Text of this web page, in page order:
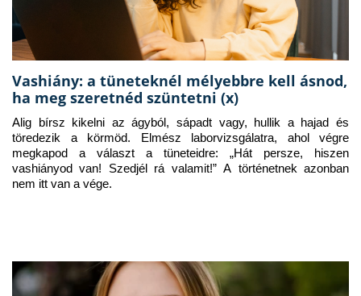
Vashiány: a tüneteknél mélyebbre kell ásnod,
ha meg szeretnéd szüntetni (x)
Alig bírsz kikelni az ágyból, sápadt vagy, hullik a hajad és
töredezik a körmöd. Elmész laborvizsgálatra, ahol végre
megkapod a választ a tüneteidre: „Hát persze, hiszen
vashiányod van! Szedjél rá valamit!” A történetnek azonban
nem itt van a vége.